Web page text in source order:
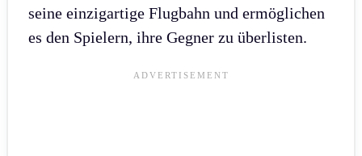
seine einzigartige Flugbahn und ermöglichen
es den Spielern, ihre Gegner zu überlisten.